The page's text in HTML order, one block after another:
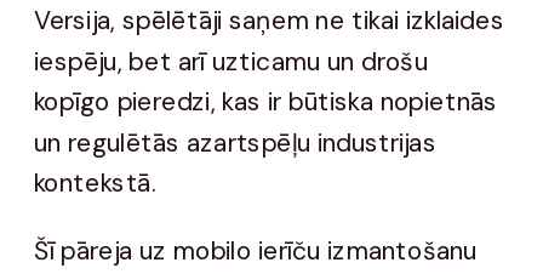
Versija, spēlētāji saņem ne tikai izklaides
iespēju, bet arī uzticamu un drošu
kopīgo pieredzi, kas ir būtiska nopietnās
un regulētās azartspēļu industrijas
kontekstā.
Šī pāreja uz mobilo ierīču izmantošanu